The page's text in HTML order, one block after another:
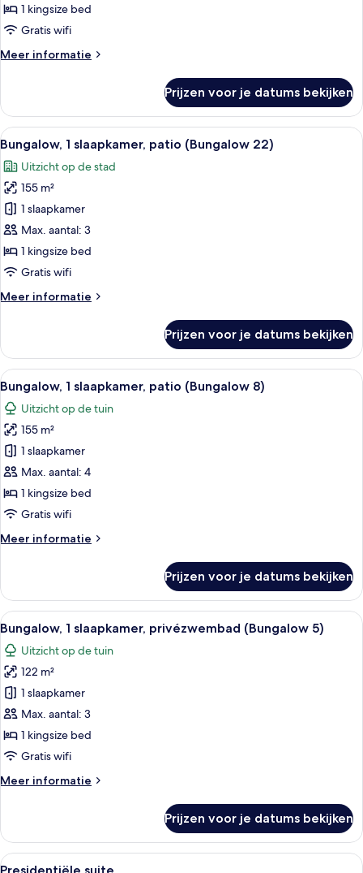
1 kingsize bed
Gratis wifi
Meer informatie
Meer
suite
Prijzen voor je datums bekijken
Alle
foto's
voor
Bungalow,
slaapkamer,
patio
(Bungalow
laden
Bungalow, 1 slaapkamer, patio
13
Bungalow, 1 slaapkamer, patio (Bungalow 22)
Uitzicht op de stad
155 m²
1 slaapkamer
Max. aantal: 3
1 kingsize bed
Gratis wifi
Meer informatie
Meer
1
slaapkamer,
patio
(Bungalow
22)
Prijzen voor je datums bekijken
Alle
foto's
voor
Bungalow,
slaapkamer,
patio
(Bungalow
laden
Een ruime woonkamer met een
12
Bungalow, 1 slaapkamer, patio (Bungalow 8)
Uitzicht op de tuin
155 m²
1 slaapkamer
Max. aantal: 4
1 kingsize bed
Gratis wifi
Meer informatie
Meer
1
slaapkamer,
patio
(Bungalow
8)
Prijzen voor je datums bekijken
Alle
foto's
voor
Bungalow,
slaapkamer,
privézwembad
(Bungalow
laden
Een woonkamer met een open
14
Bungalow, 1 slaapkamer, privézwembad (Bungalow 5)
Uitzicht op de tuin
122 m²
1 slaapkamer
Max. aantal: 3
1 kingsize bed
Gratis wifi
Meer informatie
Meer
1
slaapkamer,
privézwembad
Prijzen voor je datums bekijken
Alle
Een ruime woonkamer met een
9
Presidentiële suite